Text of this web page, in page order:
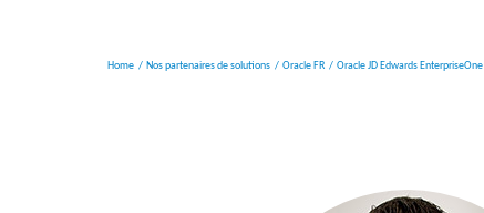
Home Nos partenaires de solutions Oracle FR Oracle JD Edwards EnterpriseOne